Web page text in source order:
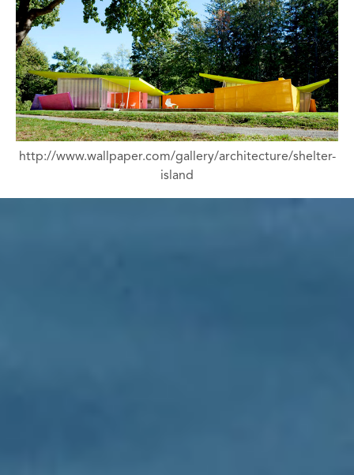
http://www.wallpaper.com/gallery/architecture/shelter-
island